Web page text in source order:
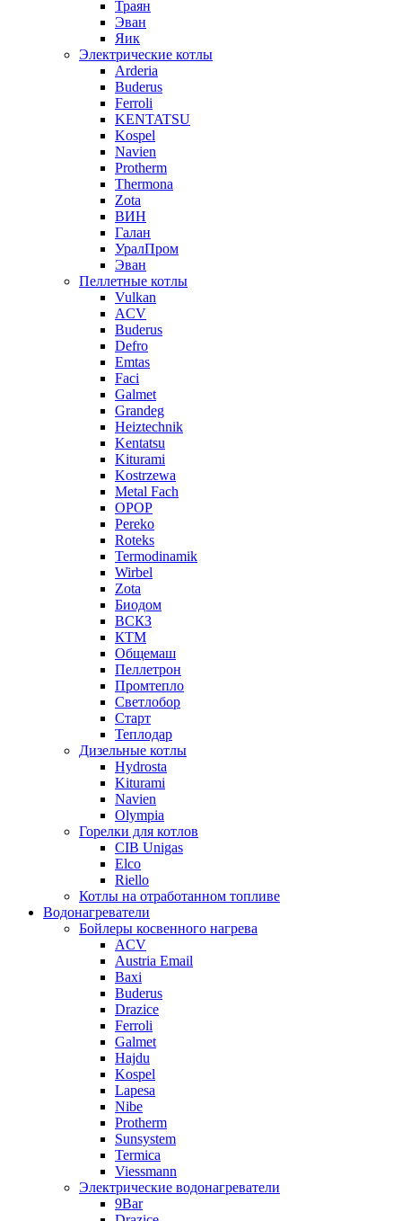
Траян
Эван
Яик
Электрические котлы
Arderia
Buderus
Ferroli
KENTATSU
Kospel
Navien
Protherm
Thermona
Zota
ВИН
Галан
УралПром
Эван
Пеллетные котлы
Vulkan
ACV
Buderus
Defro
Emtas
Faci
Galmet
Grandeg
Heiztechnik
Kentatsu
Kiturami
Kostrzewa
Metal Fach
OPOP
Pereko
Roteks
Termodinamik
Wirbel
Zota
Биодом
ВСКЗ
КТМ
Общемаш
Пеллетрон
Промтепло
Светлобор
Старт
Теплодар
Дизельные котлы
Hydrosta
Kiturami
Navien
Olympia
Горелки для котлов
CIB Unigas
Elco
Riello
Котлы на отработанном топливе
Водонагреватели
Бойлеры косвенного нагрева
ACV
Austria Email
Baxi
Buderus
Drazice
Ferroli
Galmet
Hajdu
Kospel
Lapesa
Nibe
Protherm
Sunsystem
Termica
Viessmann
Электрические водонагреватели
9Bar